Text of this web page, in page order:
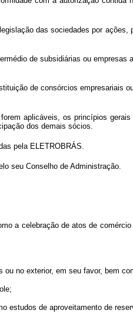
das sociedades por ações,
de subsidiárias ou empresas
de consórcios empresariais
aplicáveis, os princípios gerais
dos demais sócios.
pela ELETROBRÁS.
seu Conselho de Administração.
a celebração de atos de
no exterior, em seu favor, bem
de aproveitamento de